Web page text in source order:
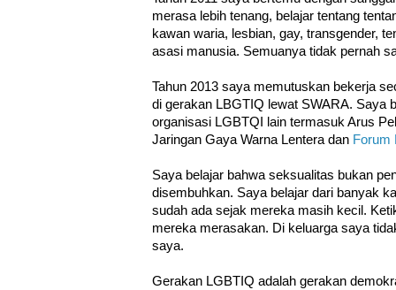
merasa lebih tenang, belajar tentang
kawan waria, lesbian, gay, transgender,
asasi manusia. Semuanya tidak pernah
Tahun 2013 saya memutuskan bekerja
di gerakan LBGTIQ lewat SWARA. Saya
organisasi LGBTQI lain termasuk Arus
Jaringan Gaya Warna Lentera dan Forum
Saya belajar bahwa seksualitas bukan
disembuhkan. Saya belajar dari banyak
sudah ada sejak mereka masih kecil.
mereka merasakan. Di keluarga saya
saya.
Gerakan LGBTIQ adalah gerakan